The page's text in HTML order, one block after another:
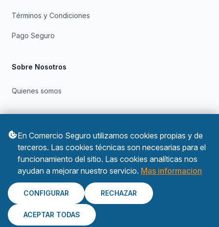
Términos y Condiciones
Pago Seguro
Sobre Nosotros
Quienes somos
Política de Privacidad
Política de Cookies
© 2026 Comercio Seguro. Todos los derechos reservados.
En Comercio Seguro utilizamos cookies propias y de
terceros. Las cookies técnicas son necesarias para el
funcionamiento del sitio. Las cookies analíticas nos
ayudan a mejorar nuestro servicio. Mas informacion
CONFIGURAR RECHAZAR
ACEPTAR TODAS